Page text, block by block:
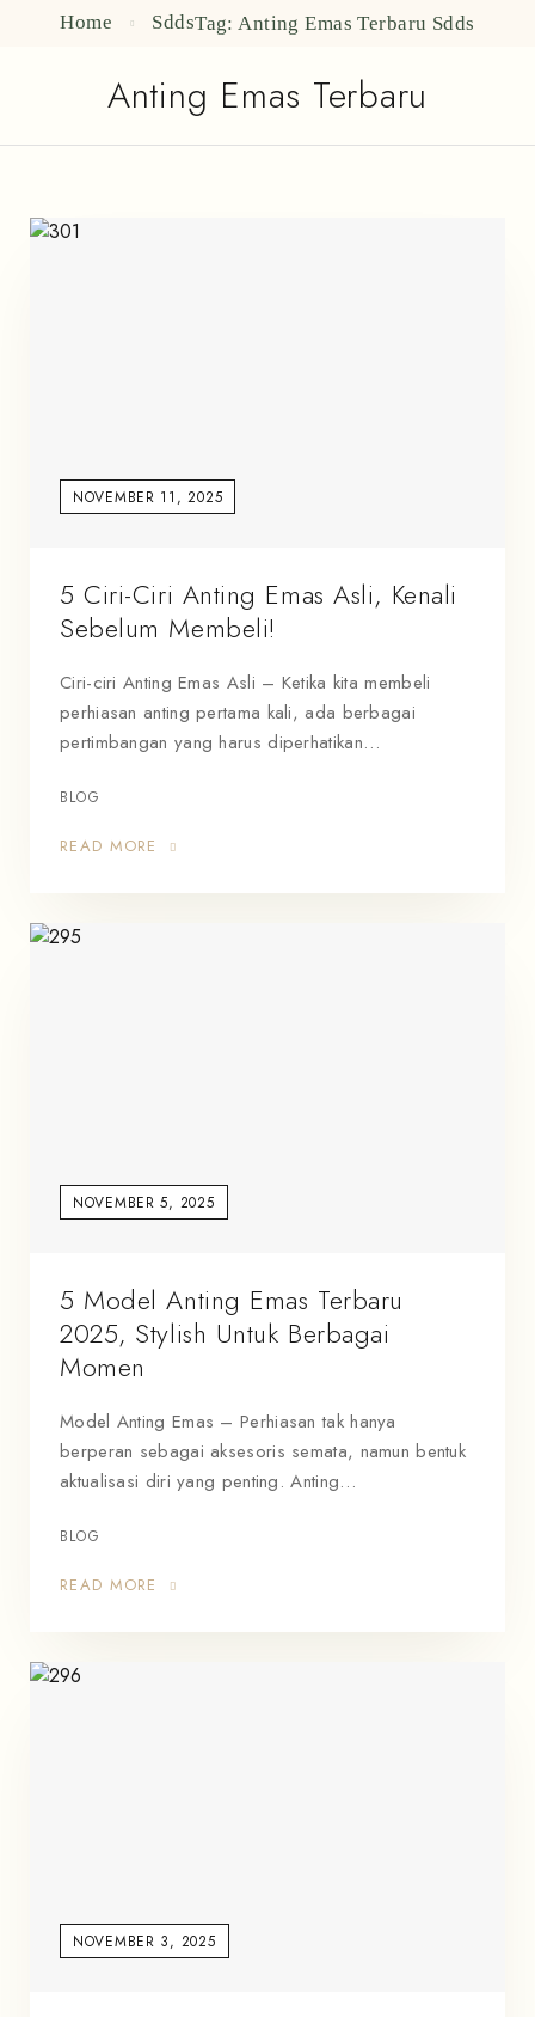
Home Sdds Tag: Anting Emas Terbaru Sdds
Anting Emas Terbaru
NOVEMBER 11, 2025
5 Ciri-Ciri Anting Emas Asli, Kenali
Sebelum Membeli!
Ciri-ciri Anting Emas Asli – Ketika kita membeli
perhiasan anting pertama kali, ada berbagai
pertimbangan yang harus diperhatikan…
BLOG
READ MORE
NOVEMBER 5, 2025
5 Model Anting Emas Terbaru
2025, Stylish Untuk Berbagai
Momen
Model Anting Emas – Perhiasan tak hanya
berperan sebagai aksesoris semata, namun bentuk
aktualisasi diri yang penting. Anting…
BLOG
READ MORE
NOVEMBER 3, 2025